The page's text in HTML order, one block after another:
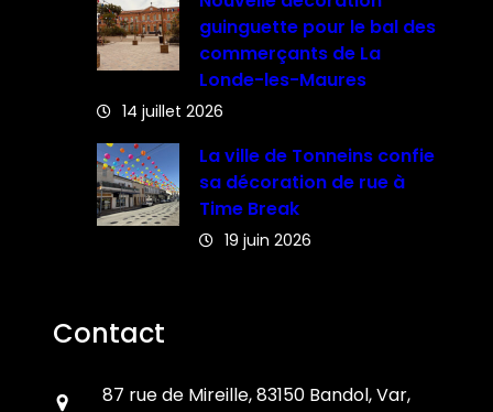
guinguette pour le bal des
commerçants de La
Londe-les-Maures
14 juillet 2026
La ville de Tonneins confie
sa décoration de rue à
Time Break
19 juin 2026
Contact
87 rue de Mireille, 83150 Bandol, Var,